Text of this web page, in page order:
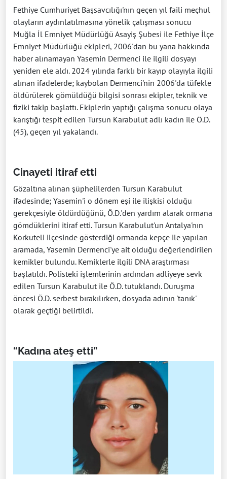
Fethiye Cumhuriyet Başsavcılığı'nın geçen yıl faili meçhul
olayların aydınlatılmasına yönelik çalışması sonucu
Muğla İl Emniyet Müdürlüğü Asayiş Şubesi ile Fethiye İlçe
Emniyet Müdürlüğü ekipleri, 2006'dan bu yana hakkında
haber alınamayan Yasemin Dermenci ile ilgili dosyayı
yeniden ele aldı. 2024 yılında farklı bir kayıp olayıyla ilgili
alınan ifadelerde; kaybolan Dermenci'nin 2006'da tüfekle
öldürülerek gömüldüğü bilgisi sonrası ekipler, teknik ve
fiziki takip başlattı. Ekiplerin yaptığı çalışma sonucu olaya
karıştığı tespit edilen Tursun Karabulut adlı kadın ile Ö.D.
(45), geçen yıl yakalandı.
Cinayeti itiraf etti
Gözaltına alınan şüphelilerden Tursun Karabulut
ifadesinde; Yasemin'i o dönem eşi ile ilişkisi olduğu
gerekçesiyle öldürdüğünü, Ö.D.'den yardım alarak ormana
gömdüklerini itiraf etti. Tursun Karabulut'un Antalya'nın
Korkuteli ilçesinde gösterdiği ormanda kepçe ile yapılan
aramada, Yasemin Dermenci'ye ait olduğu değerlendirilen
kemikler bulundu. Kemiklerle ilgili DNA araştırması
başlatıldı. Polisteki işlemlerinin ardından adliyeye sevk
edilen Tursun Karabulut ile Ö.D. tutuklandı. Duruşma
öncesi Ö.D. serbest bırakılırken, dosyada adının 'tanık'
olarak geçtiği belirtildi.
“Kadına ateş etti”